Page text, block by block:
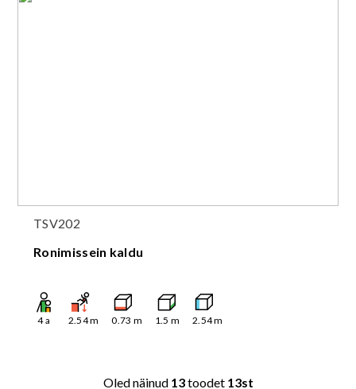
TSV202
Ronimissein kaldu
4a 2.54m 0.73 m 1.5 m 2.54m
Oled näinud 13toodet 13st